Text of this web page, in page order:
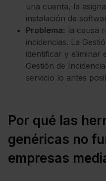
una cuenta, la
instalación de
Problema: la causa
incidencias. La
identificar y eliminar
Gestión de
servicio lo antes
Por qué las
genéricas no
empresas